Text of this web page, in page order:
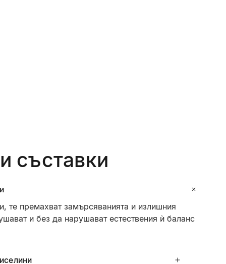
съставки
те премахват замърсяванията и излишния
и без да нарушават естествения ѝ баланс